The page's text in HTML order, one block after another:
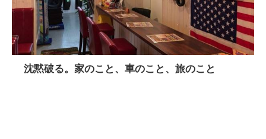
沈黙破る。家のこと、車のこと、旅のこと